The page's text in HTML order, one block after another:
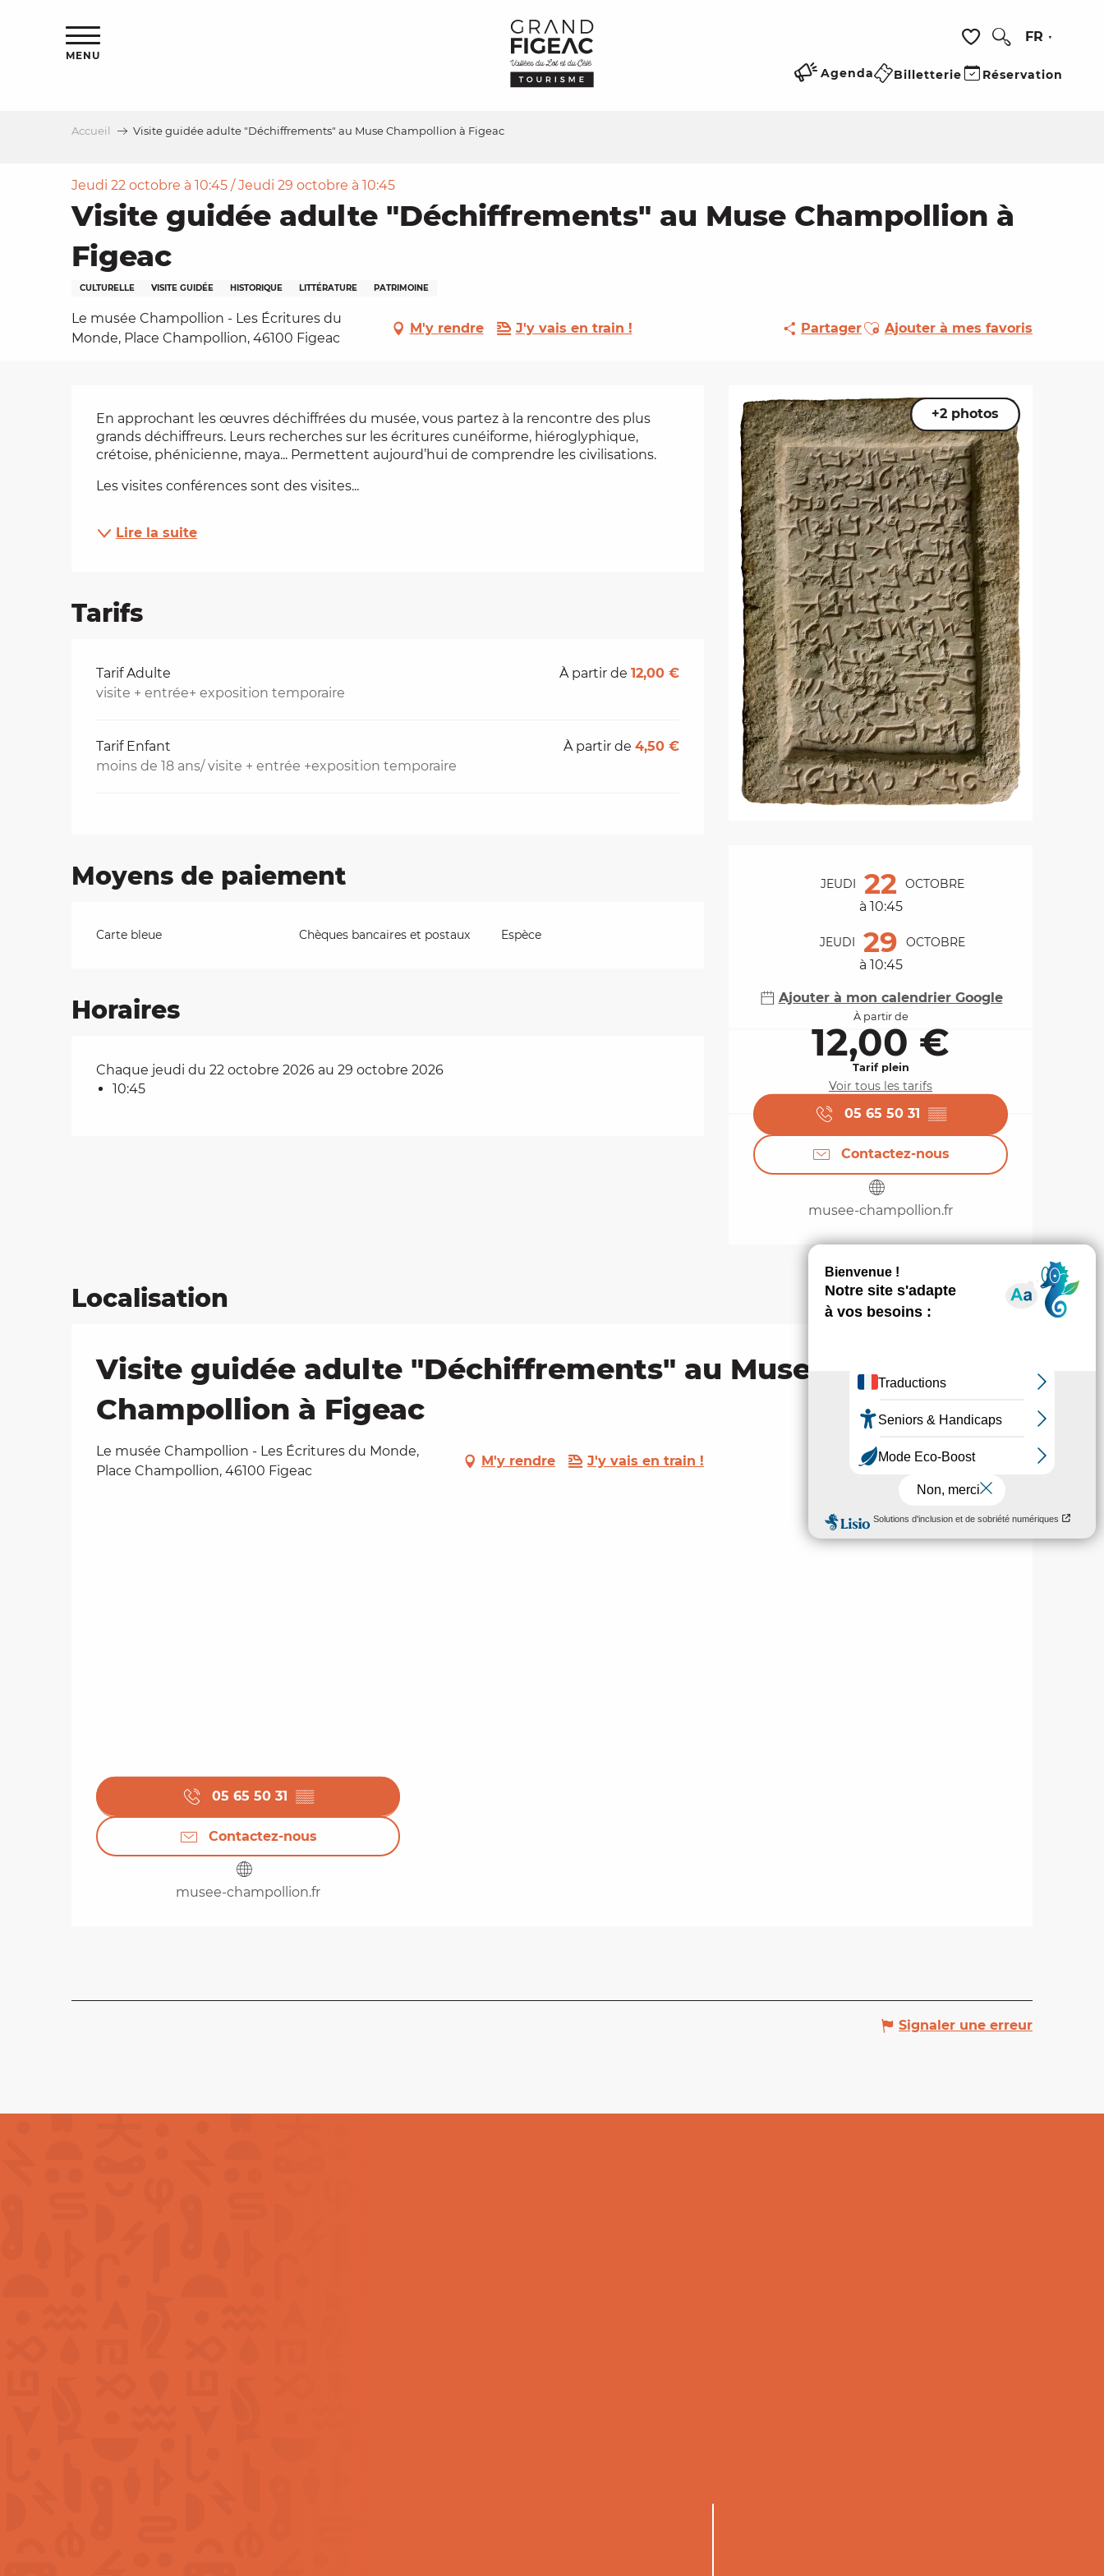
Voir les favoris
FR
MENU
Agenda Billetterie Réservation
Accueil Visite guidée adulte "Déchiffrements" au Muse Champollion à Figeac
Jeudi 22 octobre à 10:45 / Jeudi 29 octobre à 10:45
Visite guidée adulte "Déchiffrements" au Muse Champollion à
Figeac
CULTURELLE VISITE GUIDÉE HISTORIQUE LITTÉRATURE PATRIMOINE
Le musée Champollion - Les Écritures du
Monde, Place Champollion, 46100 Figeac
M'y rendre J'y vais en train ! PartagerAjouter aux favoris
Ajouter à mes favoris
+2 photos
Ouverture et
JEUDI 22 OCTOBRE
à 10:45
JEUDI 29 OCTOBRE
à 10:45
Ajouter à mon calendrier Google
À partir de
12,00 €
Tarif plein
Voir tous les tarifs
05 65 50 31 ▒▒
Contactez-nous
musee-champollion.fr
Description
En approchant les œuvres déchiffrées du musée, vous partez à la rencontre des plus
grands déchiffreurs. Leurs recherches sur les écritures cunéiforme, hiéroglyphique,
crétoise, phénicienne, maya... Permettent aujourd’hui de comprendre les civilisations.
Les visites conférences sont des visites...
Lire la suite
Tarifs
Tarifs 2026
Tarif Adulte
visite + entrée+ exposition temporaire
À partir de12,00 €
Tarif Enfant
moins de 18 ans/ visite + entrée +exposition temporaire
À partir de4,50 €
Moyens de paiement
Carte bleue Chèques bancaires et postaux Espèce
Horaires
Chaque jeudi du 22 octobre 2026 au 29 octobre 2026
10:45
Localisation
Visite guidée adulte "Déchiffrements" au Muse
Champollion à Figeac
Le musée Champollion - Les Écritures du Monde,
Place Champollion, 46100 Figeac
M'y rendre J'y vais en train !
05 65 50 31 ▒▒
Contactez-nous
musee-champollion.fr
Signaler une erreur